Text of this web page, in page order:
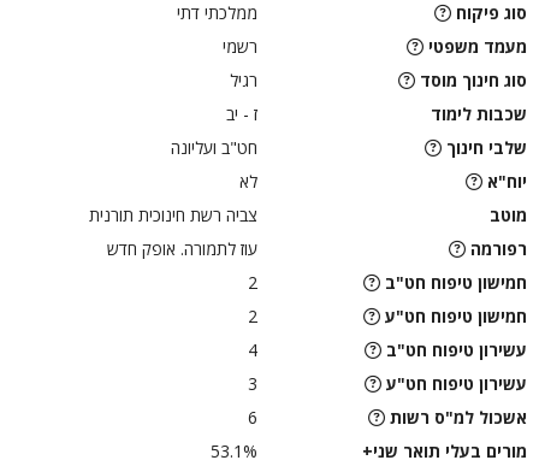
סוג פיקוח
ממלכתי דתי
מעמד משפטי
רשמי
סוג חינוך מוסד
רגיל
שכבות לימוד
ז - יב
שלבי חינוך
חט"ב ועליונה
יוח"א
לא
מוטב
צביה רשת חינוכית תורנית
רפורמה
עוז לתמורה. אופק חדש
חמישון טיפוח חט"ב
2
חמישון טיפוח חט"ע
2
עשירון טיפוח חט"ב
4
עשירון טיפוח חט"ע
3
אשכול למ"ס רשות
6
מורים בעלי תואר שני+
53.1%